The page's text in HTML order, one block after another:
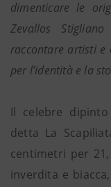
dimenticare le
Zevallos
raccontare artisti e
per l’identità e la
Il celebre
detta La
centimetri per
inverdita e